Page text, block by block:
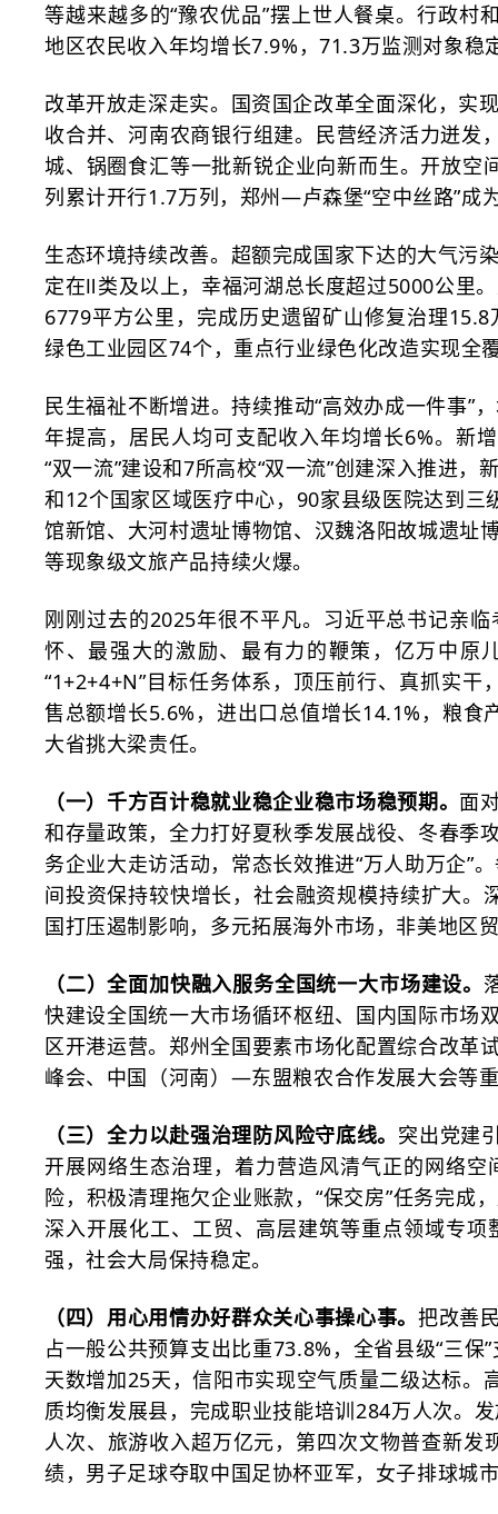
等越来越多的“豫农优品”摆上世人餐桌。行政
地区农民收入年均增长7.9%，71.3万监测对象稳
改革开放走深走实。国资国企改革全面深化，实
收合并、河南农商银行组建。民营经济活力迸
城、锅圈食汇等一批新锐企业向新而生。开放
列累计开行1.7万列，郑州—卢森堡“空中丝路”成
生态环境持续改善。超额完成国家下达的大气污
定在Ⅱ类及以上，幸福河湖总长度超过5000公里
6779平方公里，完成历史遗留矿山修复治理
绿色工业园区74个，重点行业绿色化改造实现全
民生福祉不断增进。持续推动“高效办成一件事”
年提高，居民人均可支配收入年均增长6%。新
“双一流”建设和7所高校“双一流”创建深入推进
和12个国家区域医疗中心，90家县级医院达到
馆新馆、大河村遗址博物馆、汉魏洛阳故城遗址
等现象级文旅产品持续火爆。
刚刚过去的2025年很不平凡。习近平总书记亲
怀、最强大的激励、最有力的鞭策，亿万中原
“1+2+4+N”目标任务体系，顶压前行、真抓实
售总额增长5.6%，进出口总值增长14.1%，粮
大省挑大梁责任。
（一）千方百计稳就业稳企业稳市场稳预期。 面
和存量政策，全力打好夏秋季发展战役、冬春季
务企业大走访活动，常态长效推进“万人助万企”
间投资保持较快增长，社会融资规模持续扩大
国打压遏制影响，多元拓展海外市场，非美地区
（二）全面加快融入服务全国统一大市场建设。
快建设全国统一大市场循环枢纽、国内国际市场
区开港运营。郑州全国要素市场化配置综合改
峰会、中国（河南）—东盟粮农合作发展大会等
（三）全力以赴强治理防风险守底线。 突出党建
开展网络生态治理，着力营造风清气正的网络
险，积极清理拖欠企业账款，“保交房”任务完成
深入开展化工、工贸、高层建筑等重点领域专
强，社会大局保持稳定。
（四）用心用情办好群众关心事操心事。把改善
占一般公共预算支出比重73.8%，全省县级“三保
天数增加25天，信阳市实现空气质量二级达标。
质均衡发展县，完成职业技能培训284万人次。
人次、旅游收入超万亿元，第四次文物普查新
绩，男子足球夺取中国足协杯亚军，女子排球城